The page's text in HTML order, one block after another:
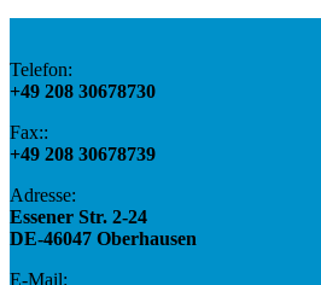
Telefon:
+49 208 30678730
Fax::
+49 208 30678739
Adresse:
​Essener Str. 2-24
DE-46047 Oberhausen
E-Mail​: